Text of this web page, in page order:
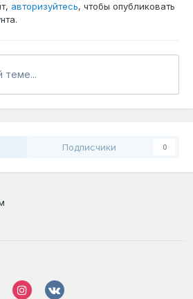
авторизуйтесь, чтобы опубликовать
теме...
Подписчики 0